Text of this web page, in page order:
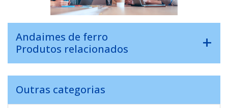
Andaimes de ferro
Produtos relacionados
Outras categorias